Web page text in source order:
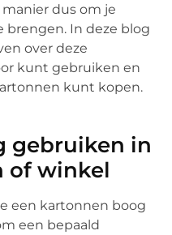
dus om je
In deze blog
over deze
kunt gebruiken en
kunt kopen.
gebruiken in
of winkel
een kartonnen boog
een bepaald